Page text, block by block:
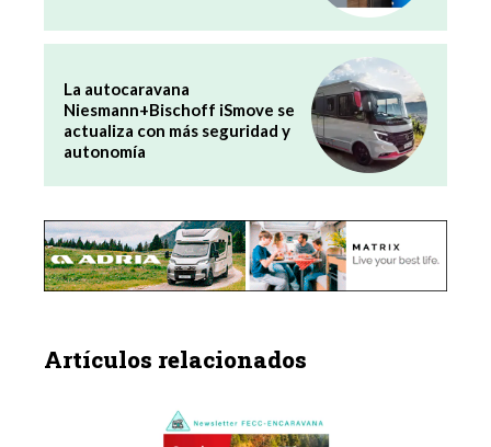
La autocaravana
Niesmann+Bischoff iSmove se
actualiza con más seguridad y
autonomía
Artículos relacionados